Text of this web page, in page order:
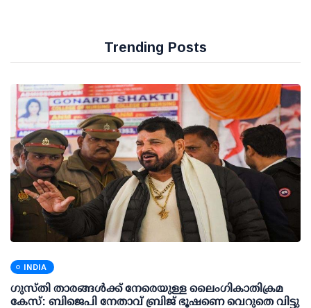
Trending Posts
INDIA
ഗുസ്തി താരങ്ങള്‍ക്ക് നേരെയുള്ള ലൈംഗികാതിക്രമ
കേസ്: ബിജെപി നേതാവ് ബ്രിജ് ഭൂഷണെ വെറുതെ വിട്ടു